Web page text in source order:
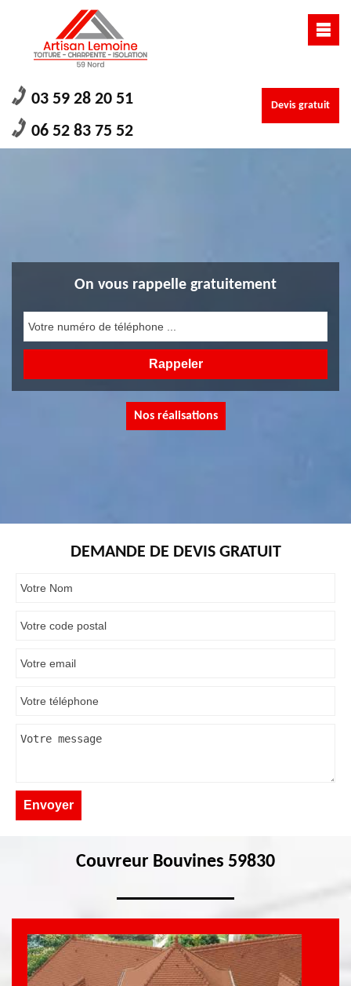
03 59 28 20 51
06 52 83 75 52
Devis gratuit
On vous rappelle gratuitement
Nos réalisations
DEMANDE DE DEVIS GRATUIT
Couvreur Bouvines 59830